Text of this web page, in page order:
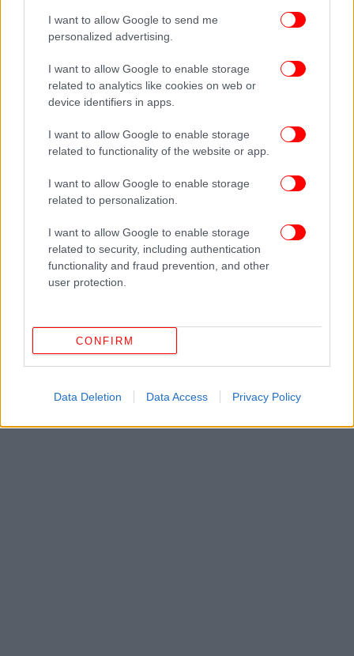
I want to allow Google to send me
personalized advertising.
I want to allow Google to enable storage
related to analytics like cookies on web or
device identifiers in apps.
I want to allow Google to enable storage
related to functionality of the website or app.
I want to allow Google to enable storage
related to personalization.
I want to allow Google to enable storage
related to security, including authentication
functionality and fraud prevention, and other
user protection.
CONFIRM
Data Deletion Data Access Privacy Policy
Ποιος είναι ο Χρήστος Νίκου
Ο Χρήστος Νίκου είναι σκηνοθέτης και
σεναριογράφος που έχει ξεχωρίσει διεθνώς για την
ιδιαίτερη κινηματογραφική του ματιά. Η πρώτη
μεγάλου μήκους ταινία του, «Μήλα» (Apples),
πραγματοποίησε την παγκόσμια πρεμιέρα της στο
πρόταση για το Όσκαρ Διεθνούς Ταινίας. Έκτοτε, η
δουλειά του έχει παρουσιαστεί σε σημαντικά
κινηματογραφικά φεστιβάλ ανά τον κόσμο, ενώ η
δεύτερη μεγάλου μήκους ταινία του,«Fingernails»,
με διεθνές καστ, ενίσχυσε ακόμη περισσότερο την
παρουσία του στη διεθνή κινηματογραφική σκηνή.